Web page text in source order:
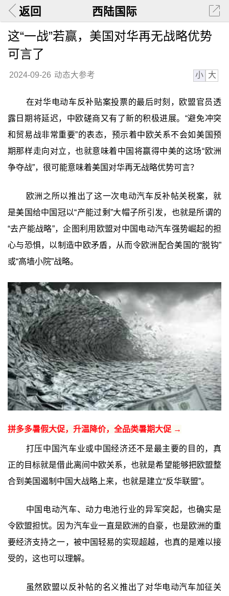
返回 西陆国际
这“一战”若赢，美国对华再无战略优势
可言了
2024-09-26 动态大参考 小 大
在对华电动车反补贴案投票的最后时刻，欧盟官员透
露日期将延迟，中欧磋商又有了新的积极进展。“避免冲突
和贸易战非常重要”的表态，预示着中欧关系不会如美国预
期那样走向对立，也就意味着中国将赢得中美的这场“欧洲
争夺战”，很可能意味着美国对华再无战略优势可言？
欧洲之所以推出了这一次电动汽车反补帖关税案，就
是美国给中国冠以“产能过剩”大帽子所引发，也就是所谓的
“去产能战略”，企图利用欧盟对中国电动汽车强势崛起的担
心与恐惧，以制造中欧矛盾，从而令欧洲配合美国的“脱钩”
或“高墙小院”战略。
拼多多暑假大促，升温降价，全品类暑期大促 →
打压中国汽车业或中国经济还不是最主要的目的，真
正的目标就是借此离间中欧关系，也就是希望能够把欧盟整
合到美国遏制中国大战略上来，也就是建立“反华联盟”。
中国电动汽车、动力电池行业的异军突起，也确实是
令欧盟担忧。因为汽车业一直是欧洲的自豪，也是欧洲的重
要经济支持之一，被中国轻易的实现超越，也真的是难以接
受的，这也可以理解。
虽然欧盟以反补帖的名义推出了对华电动汽车加征关